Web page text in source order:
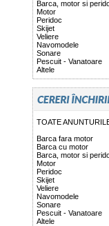
Barca, motor si
Motor
Peridoc
Skijet
Veliere
Navomodele
Sonare
Pescuit - Vanatoare
Altele
TOATE
Barca fara motor
Barca cu motor
Barca, motor si
Motor
Peridoc
Skijet
Veliere
Navomodele
Sonare
Pescuit - Vanatoare
Altele